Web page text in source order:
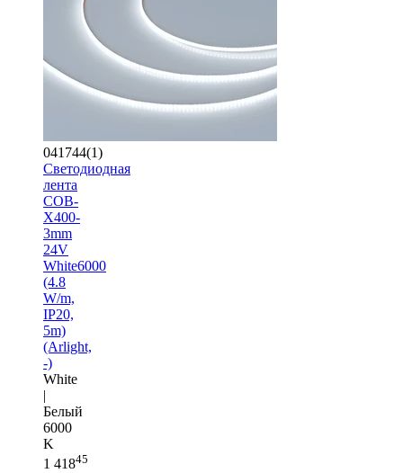
041744(1)
Светодиодная
лента
COB-
X400-
3mm
24V
White6000
(4.8
W/m,
IP20,
5m)
(Arlight,
-)
White
|
Белый
6000
K
1 41845